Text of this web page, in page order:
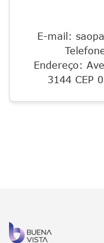
E-mail:
Endereço:
3144 CEP